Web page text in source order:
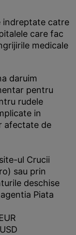
indreptate catre
care fac
medicale
daruim
pentru
rudele
in
afectate de
ul Crucii
sau prin
deschise
Piata